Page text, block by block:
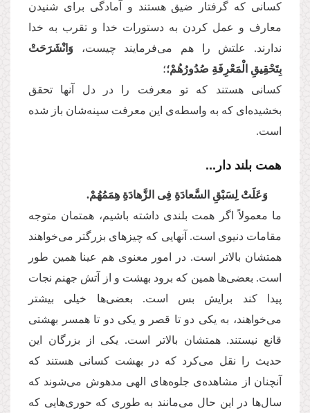
كسانی كه گرفتار ضیق هستند و آمادگی برای شنیدن
معارف و عمل كردن به دستورات خدا و تقرب به خدا
ندارند. علتش را هم می‌‌فرمایند چیست، وَانْشَرَحَتْ
بِتَحْقِیقِ الْمَعْرِفَةِ صُدُورُهُمْ؛؛
كسانی هستند كه تو معرفت را در دل آنها تحقق
بخشیده‌ای كه به واسطه‌‌ی این معرفت سینه‌‌شان باز شده
است.
همت بلند دار...
وَعَلَتْ لِسَبْقِ السَّعادَةِ فِی الزَّهادَةِ هِمَمُهُمْ.
ما معمولاً اگر همت بلندی داشته باشیم، همتمان متوجه
مقامات دنیوی است. آنهایی كه چیزهای بزرگتر می‌‌خواهند
همتشان بالاتر است. در امور معنوی هم عینا همین طور
است. بعضی‌‌ها همین كه برود بهشت و از آتش جهنم نجات
پیدا كند برایش بس است. بعضی‌‌ها خیلی بیشتر
می‌‌خواهند، به یكی دو تا قصر و یكی دو تا همسر بهشتی
قانع نیستند. همتشان بالاتر است. یكی از بزرگان این
حدیث را نقل می‌‌كرد كه در بهشت كسانی هستند كه
آنچنان از مشاهده‌‌ی جلوه‌‌های الهی مدهوش می‌‌شوند كه
سال‌ها در این حال می‌‌مانند به طوری كه حوری‌‌هایی كه